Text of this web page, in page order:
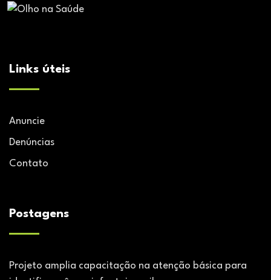
Links úteis
Anuncie
Denúncias
Contato
Postagens
Projeto amplia capacitação na atenção básica para